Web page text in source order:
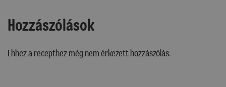
Hozzászólások
Ehhez a recepthez még nem érkezett hozzászólás.